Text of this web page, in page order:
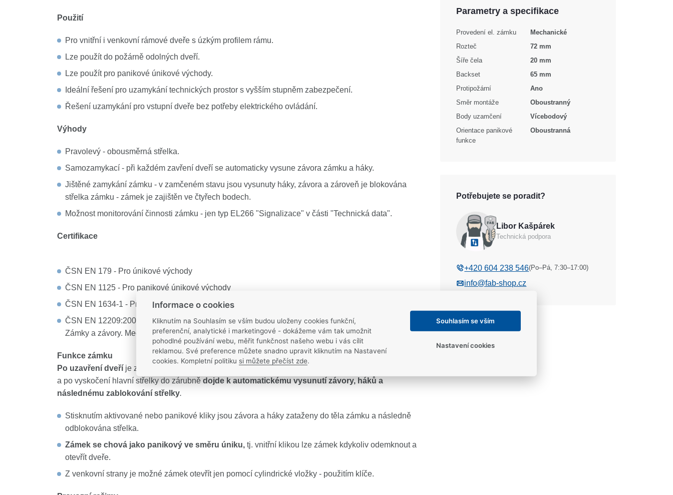
Použití
Pro vnitřní i venkovní rámové dveře s úzkým profilem rámu.
Lze použít do požárně odolných dveří.
Lze použít pro panikové únikové východy.
Ideální řešení pro uzamykání technických prostor s vyšším stupněm zabezpečení.
Řešení uzamykání pro vstupní dveře bez potřeby elektrického ovládání.
Výhody
Pravolevý - obousměrná střelka.
Samozamykací - při každém zavření dveří se automaticky vysune závora zámku a háky.
Jištěné zamykání zámku - v zamčeném stavu jsou vysunuty háky, závora a zároveň je blokována
střelka zámku - zámek je zajištěn ve čtyřech bodech.
Možnost monitorování činnosti zámku - jen typ EL266 "Signalizace" v části "Technická data".
Certifikace
ČSN EN 179 - Pro únikové východy
ČSN EN 1125 - Pro panikové únikové východy
ČSN EN 1634-1 - Pro požárně odolné dveře
ČSN EN 12209:2004 Stavební kování.
Zámky a závory. Mechanicky ovládané zámky, závory a protiplechy
Funkce zámku
Po uzavření dveří je zajišťovací střelka společně s hlavní střelkou zatlačena o protiplech do těla zámku
a po vyskočení hlavní střelky do zárubně dojde k automatickému vysunutí závory, háků a
následnému zablokování střelky.
Stisknutím aktivované nebo panikové kliky jsou závora a háky zataženy do těla zámku a následně
odblokována střelka.
Zámek se chová jako panikový ve směru úniku, tj. vnitřní klikou lze zámek kdykoliv odemknout a
otevřít dveře.
Z venkovní strany je možné zámek otevřít jen pomocí cylindrické vložky - použitím klíče.
Parametry a specifikace
Provedení el. zámku
Mechanické
Rozteč
72 mm
Šíře čela
20 mm
Backset
65 mm
Protipožární
Ano
Směr montáže
Oboustranný
Body uzamčení
Vícebodový
Orientace panikové
funkce
Oboustranná
Potřebujete se poradit?
Libor Kašpárek
Technická podpora
+420 604 238 546(Po–Pá, 7:30–17:00)
info@fab-shop.cz
Informace o cookies
Kliknutím na Souhlasím se vším budou uloženy cookies funkční,
preferenční, analytické i marketingové - dokážeme vám tak umožnit
pohodlné používání webu, měřit funkčnost našeho webu i vás cílit
reklamou. Své preference můžete snadno upravit kliknutím na Nastavení
cookies. Kompletní politiku si můžete přečíst zde.
Souhlasím se vším
Nastavení cookies